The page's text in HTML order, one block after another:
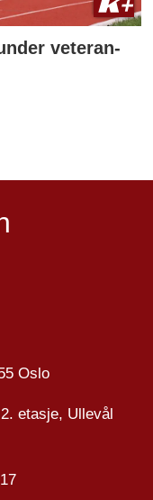
veteran-
Oslo
etasje, Ullevål